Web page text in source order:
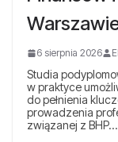
6 sierpnia 2026
Studia
w praktyce
do pełnienia
prowadzenia
związanej z BHP…